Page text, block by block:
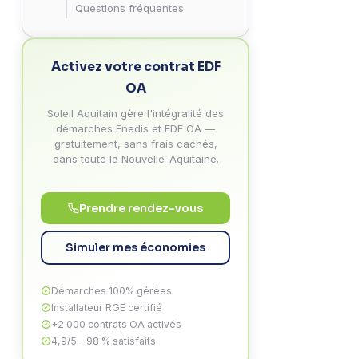
PROFIL CONCERNÉ
Questions fréquentes
Activez votre contrat EDF
OA
Soleil Aquitain gère l'intégralité des
démarches Enedis et EDF OA —
gratuitement, sans frais cachés,
dans toute la Nouvelle-Aquitaine.
Prendre rendez-vous
Simuler mes économies
Démarches 100% gérées
Installateur RGE certifié
+2 000 contrats OA activés
4,9/5 – 98 % satisfaits